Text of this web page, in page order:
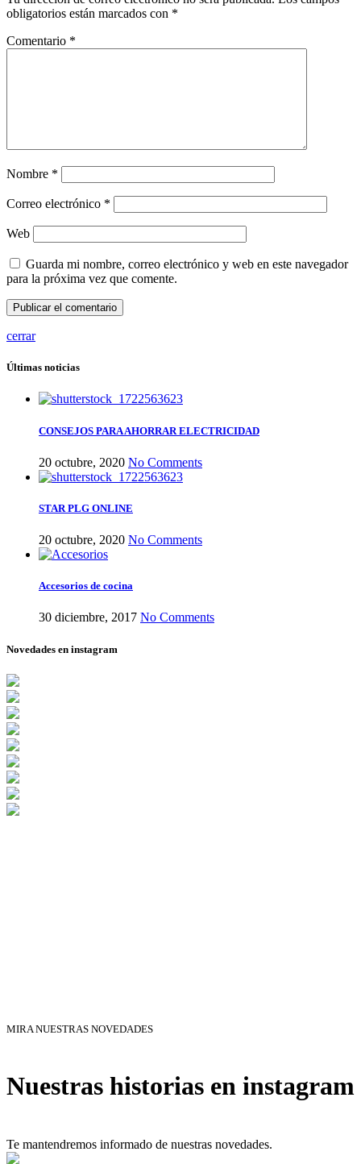
obligatorios están marcados con *
Comentario *
Nombre *
Correo electrónico *
Web
Guarda mi nombre, correo electrónico y web en este navegador
para la próxima vez que comente.
cerrar
Últimas noticias
CONSEJOS PARA AHORRAR ELECTRICIDAD
20 octubre, 2020 No Comments
STAR PLG ONLINE
20 octubre, 2020 No Comments
Accesorios de cocina
30 diciembre, 2017 No Comments
Novedades en instagram
MIRA NUESTRAS NOVEDADES
Nuestras historias en instagram
Te mantendremos informado de nuestras novedades.